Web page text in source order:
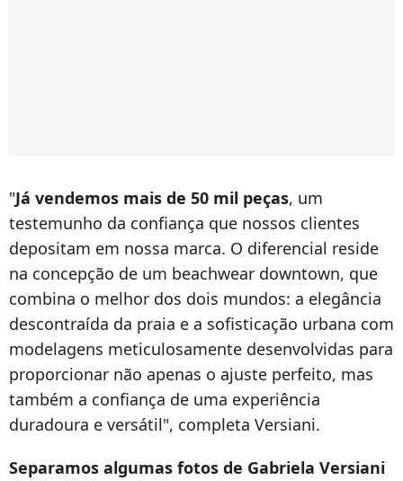
"Já vendemos mais de 50 mil peças, um
testemunho da confiança que nossos clientes
depositam em nossa marca. O diferencial reside
na concepção de um beachwear downtown, que
combina o melhor dos dois mundos: a elegância
descontraída da praia e a sofisticação urbana com
modelagens meticulosamente desenvolvidas para
proporcionar não apenas o ajuste perfeito, mas
também a confiança de uma experiência
duradoura e versátil", completa Versiani.
Separamos algumas fotos de Gabriela Versiani